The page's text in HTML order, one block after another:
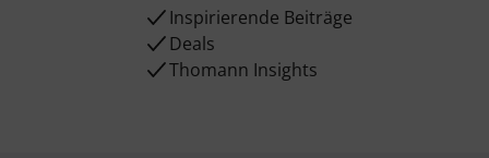
Inspirierende Beiträge
Deals
Thomann Insights